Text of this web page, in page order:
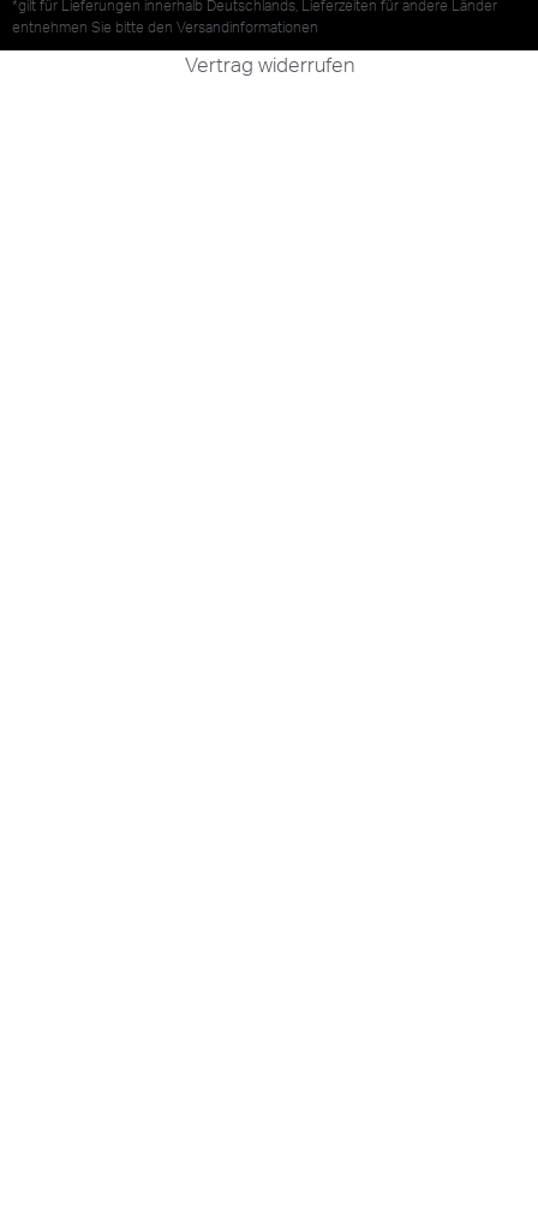
*gilt für Lieferungen innerhalb Deutschlands, Lieferzeiten für andere Länder
entnehmen Sie bitte den Versandinformationen
Vertrag widerrufen